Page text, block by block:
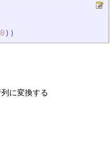
) )
に変換する